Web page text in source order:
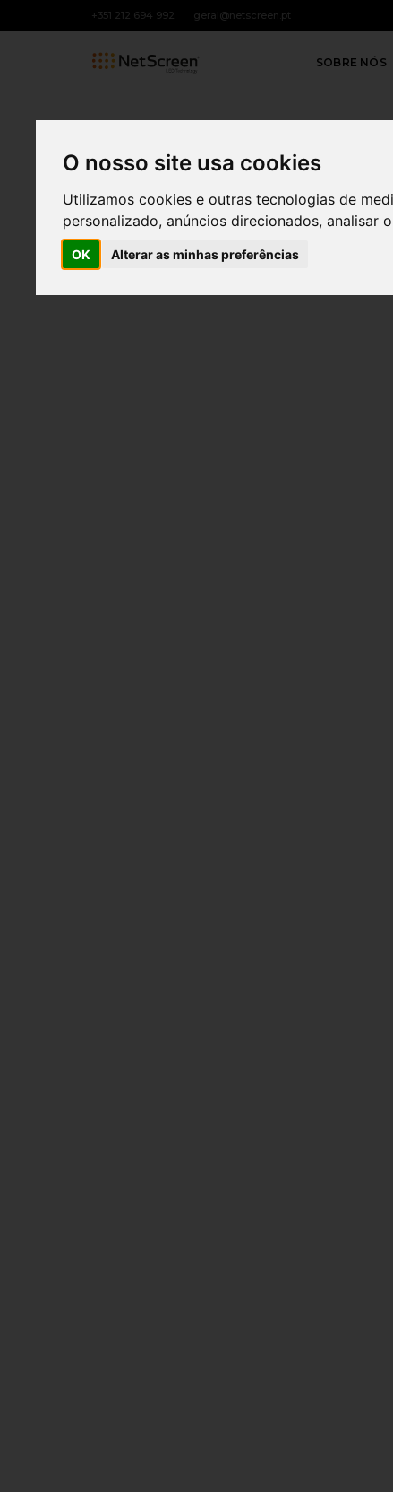
O nosso site usa cookies
Utilizamos cookies e outras tecnologias de
personalizado, anúncios direcionados,
OK Alterar as minhas preferências
+351 212 694 992 geral@netscreen.pt
SOBRE NÓS